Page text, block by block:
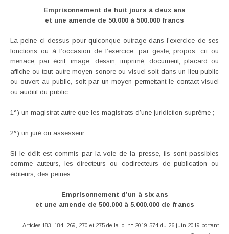
Emprisonnement de huit jours à deux ans
et une amende de 50.000 à 500.000 francs
La peine ci-dessus pour quiconque outrage dans l’exercice de ses
fonctions ou à l’occasion de l’exercice, par geste, propos, cri ou
menace, par écrit, image, dessin, imprimé, document, placard ou
affiche ou tout autre moyen sonore ou visuel soit dans un lieu public
ou ouvert au public, soit par un moyen permettant le contact visuel
ou auditif du public :
1°) un magistrat autre que les magistrats d’une juridiction suprême ;
2°) un juré ou assesseur.
Si le délit est commis par la voie de la presse, ils sont passibles
comme auteurs, les directeurs ou codirecteurs de publication ou
éditeurs, des peines :
Emprisonnement d’un à six ans
et une amende de 500.000 à 5.000.000 de francs
Articles 183, 184, 269, 270 et 275 de la loi n° 2019-574 du 26 juin 2019 portant